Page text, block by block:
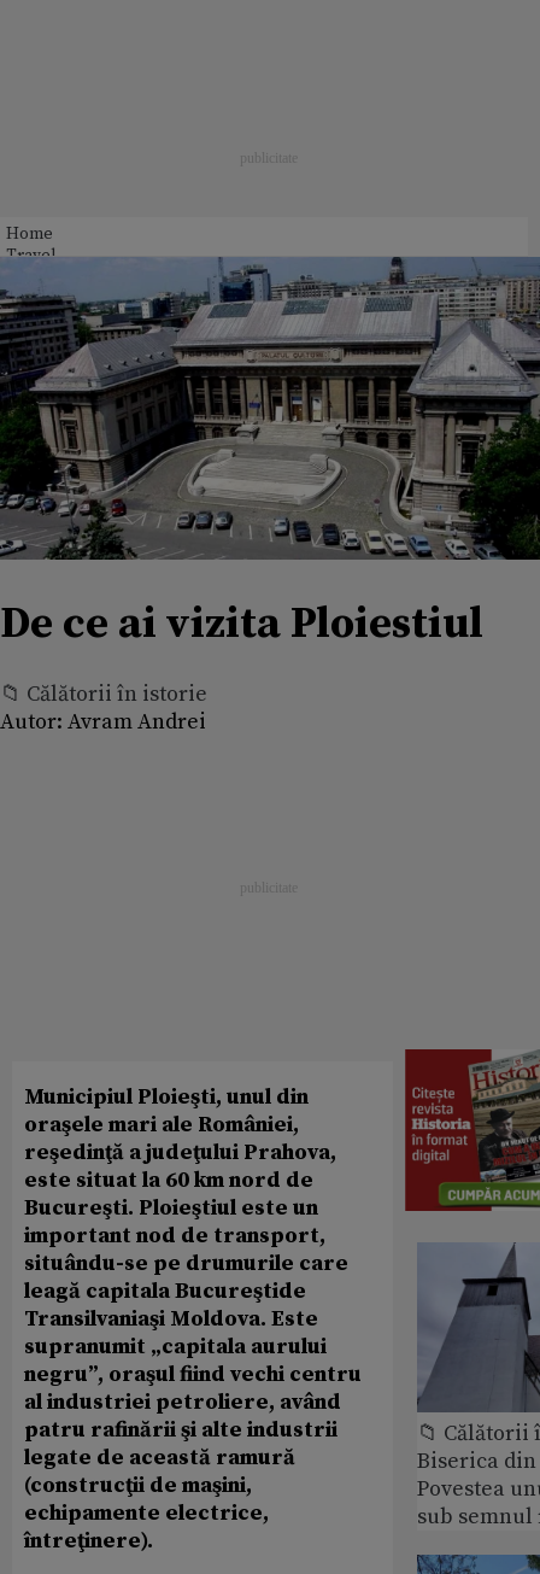
Home
Travel
De ce ai vizita Ploiestiul
📁 Călătorii în istorie
Autor: Avram Andrei
Municipiul Ploieşti, unul din
oraşele mari ale României,
reşedinţă a judeţului Prahova,
este situat la 60 km nord de
Bucureşti. Ploieştiul este un
important nod de transport,
situându-se pe drumurile care
leagă capitala Bucureştide
Transilvaniaşi Moldova. Este
supranumit „capitala aurului
negru”, oraşul fiind vechi centru
al industriei petroliere, având
patru rafinării şi alte industrii
legate de această ramură
(construcţii de maşini,
echipamente electrice,
întreţinere).
📁 Călătorii
Biserica din
Povestea
sub